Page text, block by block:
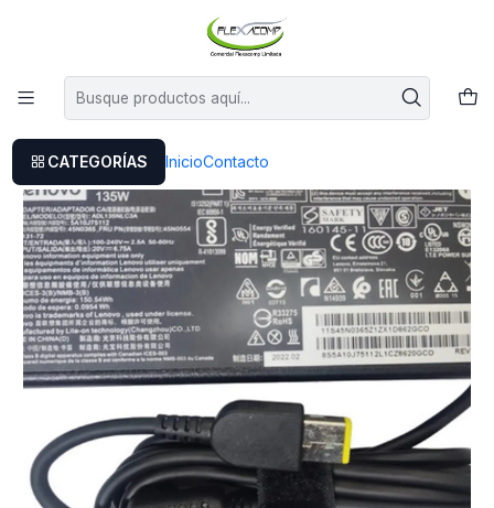
CATEGORÍAS InicioContacto
Este es el texto del slide